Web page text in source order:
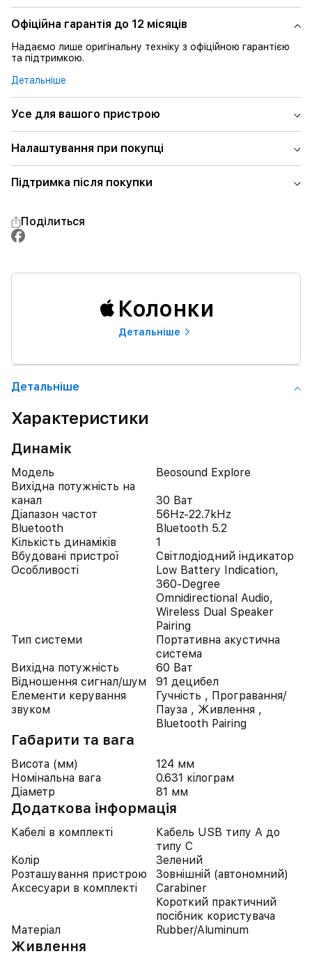
Офіційна гарантія до 12 місяців
Надаємо лише оригінальну техніку з офіційною гарантією
та підтримкою.
Детальніше
Усе для вашого пристрою
Налаштування при покупці
Підтримка після покупки
Поділиться
Колонки
Детальнiше
Детальнiше
Характеристики
Динамік
Модель
Beosound Explore
Вихідна потужність на
канал
30 Ват
Діапазон частот
56Hz-22.7kHz
Bluetooth
Bluetooth 5.2
Кількість динаміків
1
Вбудовані пристрої
Світлодіодний індикатор
Особливості
Low Battery Indication,
360-Degree
Omnidirectional Audio,
Wireless Dual Speaker
Pairing
Тип системи
Портативна акустична
система
Вихідна потужність
60 Ват
Відношення сигнал/шум
91 децибел
Елементи керування
звуком
Гучність , Програвання/
Пауза , Живлення ,
Bluetooth Pairing
Габарити та вага
Висота (мм)
124 мм
Номінальна вага
0.631 кілограм
Діаметр
81 мм
Додаткова інформація
Кабелі в комплекті
Кабель USB типу A до
типу C
Колір
Зелений
Розташування пристрою
Зовнішній (автономний)
Аксесуари в комплекті
Carabiner
Короткий практичний
посібник користувача
Матеріал
Rubber/Aluminum
Живлення